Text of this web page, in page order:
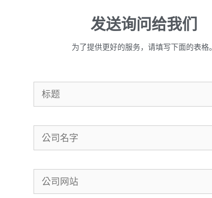
发送询问给我们
为了提供更好的服务，请填写下面的表格。